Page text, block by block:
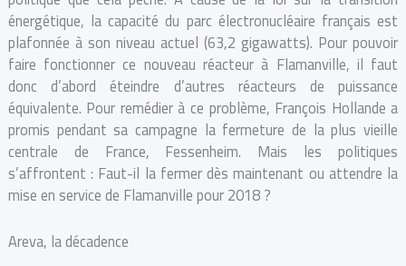
énergétique, la capacité du parc électronucléaire français est
plafonnée à son niveau actuel (63,2 gigawatts). Pour pouvoir
faire fonctionner ce nouveau réacteur à Flamanville, il faut
donc d’abord éteindre d’autres réacteurs de puissance
équivalente. Pour remédier à ce problème, François Hollande a
promis pendant sa campagne la fermeture de la plus vieille
centrale de France, Fessenheim. Mais les politiques
s’affrontent : Faut-il la fermer dès maintenant ou attendre la
mise en service de Flamanville pour 2018 ?
Areva, la décadence